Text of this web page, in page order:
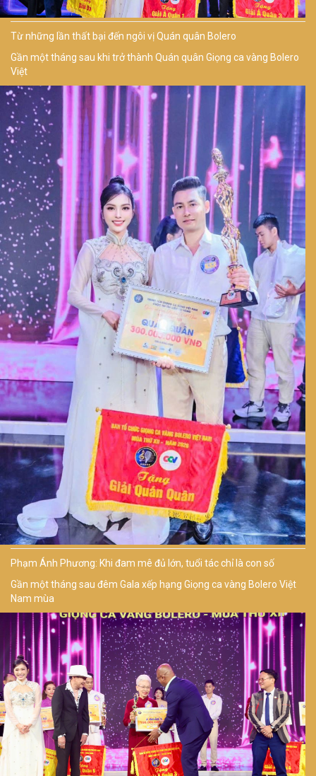
Từ những lần thất bại đến ngôi vị Quán quân Bolero
Gần một tháng sau khi trở thành Quán quân Giọng ca vàng Bolero
Việt
Phạm Ánh Phương: Khi đam mê đủ lớn, tuổi tác chỉ là con số
Gần một tháng sau đêm Gala xếp hạng Giọng ca vàng Bolero Việt
Nam mùa